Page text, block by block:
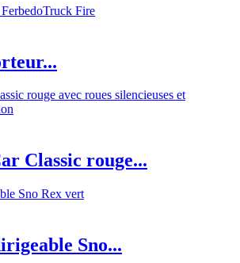
Classic rouge...
Sno...